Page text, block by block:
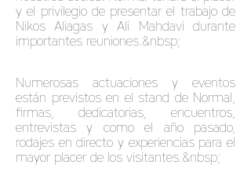
y el privilegio de presentar el trabajo de
Nikos Aliagas y Ali Mahdavi durante
importantes reuniones.&nbsp;
Numerosas actuaciones y eventos
están previstos en el stand de Normal,
firmas, dedicatorias, encuentros,
entrevistas y como el año pasado,
rodajes en directo y experiencias para el
mayor placer de los visitantes.&nbsp;